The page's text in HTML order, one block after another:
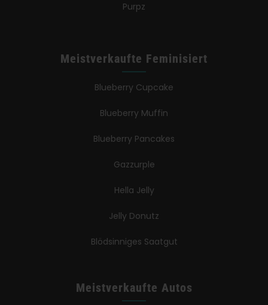
Purpz
Meistverkaufte Feminisiert
Blueberry Cupcake
Blueberry Muffin
Blueberry Pancakes
Gazzurple
Hella Jelly
Jelly Donutz
Blödsinniges Saatgut
Meistverkaufte Autos